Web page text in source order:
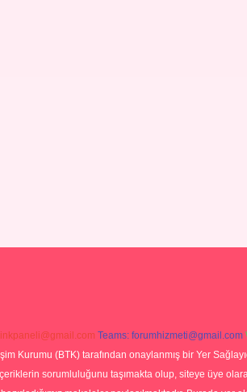
Teams: forumhizmeti@gmail.com
Kurumu (BTK) tarafından onaylanmış bir Yer
sorumluluğunu taşımakta olup, siteye üye